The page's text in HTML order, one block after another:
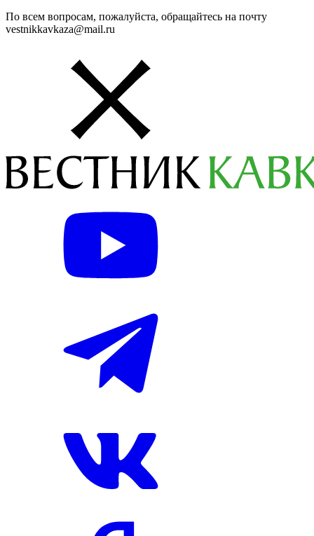
По всем вопросам, пожалуйста, обращайтесь на почту
vestnikkavkaza@mail.ru